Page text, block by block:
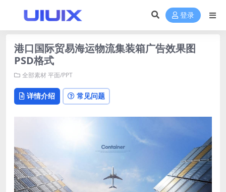
登录
港口国际贸易海运物流集装箱广告效果图
PSD格式
全部素材 平面/PPT
详情介绍 常见问题